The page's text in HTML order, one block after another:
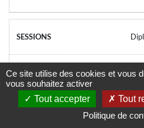
Ce site utilise des cookies et vous
vous souhaitez activer
Tout accepter
Tout
Politique de